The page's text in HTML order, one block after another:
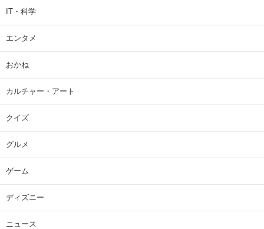
IT・科学
エンタメ
おかね
カルチャー・アート
クイズ
グルメ
ゲーム
ディズニー
ニュース